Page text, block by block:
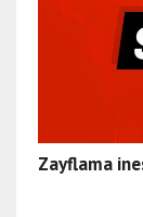
Zayflama